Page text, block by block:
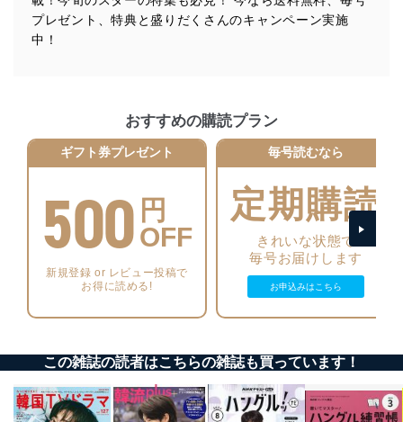
法令遵守
個人情報の安全管理措置
に、下記セキュリティ対策をはじめとする安全対策を実
施し、個人情報の漏えい、滅失またはき損の防止及び是
正に努めます。
アクセス制御
個人データを取り扱うことのできる機器及び当該
機器を取り扱う従業者を明確化し、 個人データへ
機器に標準装備されているユーザー制御機能（ユ
ーザーアカウント制御）により、個人情報データ
ベース等を取り扱う情報システムを使用する従業
者を識別・認証しています。
プレゼント、特典と盛りだくさんのキャンペーン実施
中！
おすすめの購読プラン
ギフト券プレゼント
500 円
OFF
新規登録 or レビュー投稿で
お得に読める!
毎号読むなら
定期購読
きれいな状態で
毎号お届けします
お申込みはこちら
この雑誌の読者はこちらの雑誌も買っています！